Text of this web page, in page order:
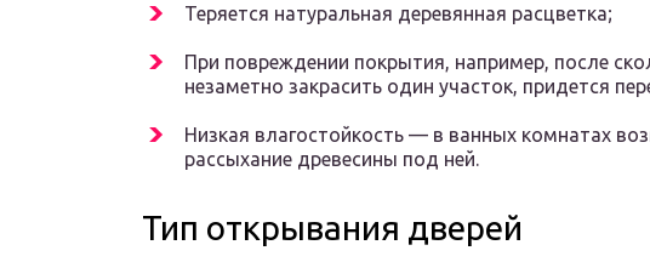
Теряется натуральная деревянная расцветка;
При повреждении покрытия, например, после
незаметно закрасить один участок, придется
Низкая влагостойкость — в ванных комнатах
рассыхание древесины под ней.
Тип открывания дверей